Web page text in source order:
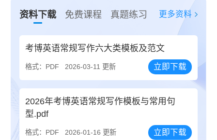
资料下载 免费课程 真题练习 更多资料
考博英语常规写作六大类模板及范文
格式：PDF 2026-03-11 更新 立即下载
2026年考博英语常规写作模板与常用句
型.pdf
格式：PDF 2026-01-16 更新 立即下载